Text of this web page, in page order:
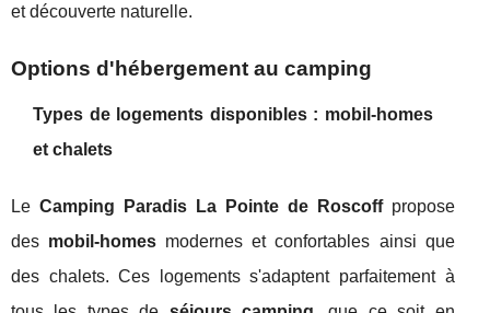
et découverte naturelle.
Options d'hébergement au camping
Types de logements disponibles : mobil-homes
et chalets
Le Camping Paradis La Pointe de Roscoffpropose
des mobil-homes modernes et confortables ainsi que
des chalets. Ces logements s'adaptent parfaitement à